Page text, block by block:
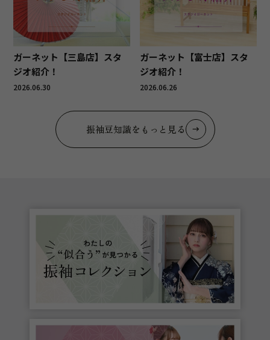
ガーネット【三島店】スタ
ジオ紹介！
2026.06.30
ガーネット【富士店】スタ
ジオ紹介！
2026.06.26
振袖豆知識をもっと見る